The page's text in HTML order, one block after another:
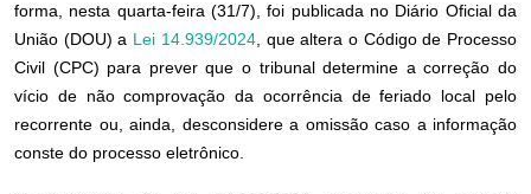
forma, nesta quarta-feira (31/7), foi publicada no Diário Oficial da
União (DOU) a Lei 14.939/2024, que altera o Código de Processo
Civil (CPC) para prever que o tribunal determine a correção do
vício de não comprovação da ocorrência de feriado local pelo
recorrente ou, ainda, desconsidere a omissão caso a informação
conste do processo eletrônico.